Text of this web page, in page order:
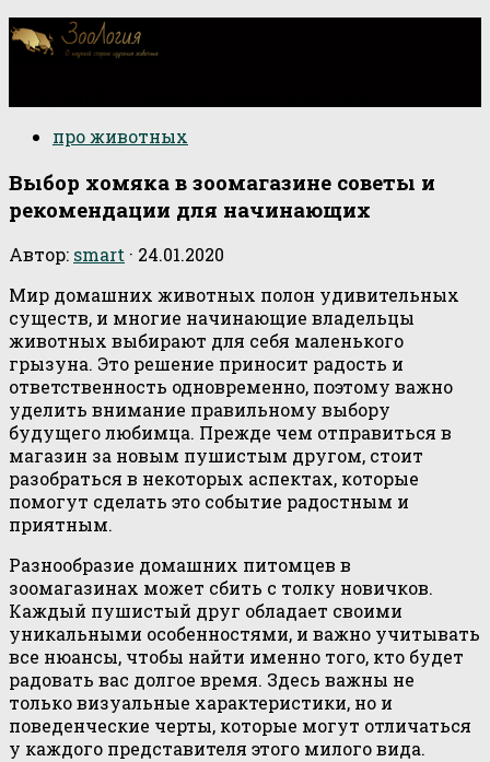
про животных
Выбор хомяка в зоомагазине советы и
рекомендации для начинающих
Автор: smart · 24.01.2020
Мир домашних животных полон удивительных
существ, и многие начинающие владельцы
животных выбирают для себя маленького
грызуна. Это решение приносит радость и
ответственность одновременно, поэтому важно
уделить внимание правильному выбору
будущего любимца. Прежде чем отправиться в
магазин за новым пушистым другом, стоит
разобраться в некоторых аспектах, которые
помогут сделать это событие радостным и
приятным.
Разнообразие домашних питомцев в
зоомагазинах может сбить с толку новичков.
Каждый пушистый друг обладает своими
уникальными особенностями, и важно учитывать
все нюансы, чтобы найти именно того, кто будет
радовать вас долгое время. Здесь важны не
только визуальные характеристики, но и
поведенческие черты, которые могут отличаться
у каждого представителя этого милого вида.